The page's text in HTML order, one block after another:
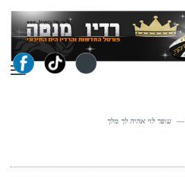
— עופר לוי אהיה לך מלך